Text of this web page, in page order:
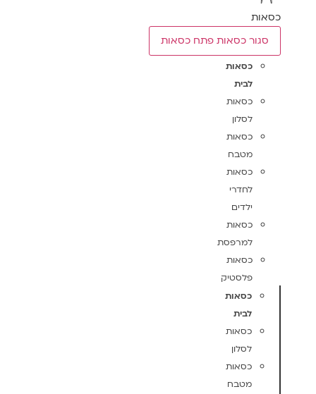
כסאות
סגור כסאות פתח כסאות
כסאות
לבית
כסאות
לסלון
כסאות
מטבח
כסאות
לחדרי
ילדים
כסאות
למרפסת
כסאות
פלסטיק
כסאות
לבית
כסאות
לסלון
כסאות
מטבח